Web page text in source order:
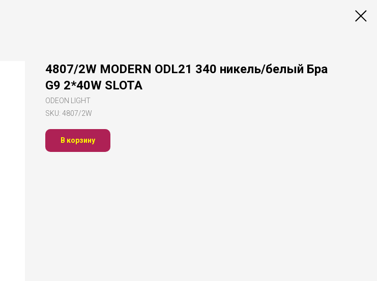
4807/2W MODERN ODL21 340 никель/белый Бра
G9 2*40W SLOTA
ODEON LIGHT
SKU: 4807/2W
В корзину